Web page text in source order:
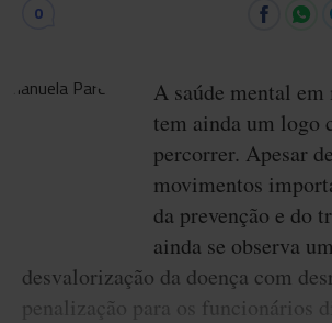
0
A saúde mental
tem ainda um logo
percorrer. Apesar
movimentos
da prevenção e do
ainda se observa
desvalorização da doença com
penalização para os funcionários